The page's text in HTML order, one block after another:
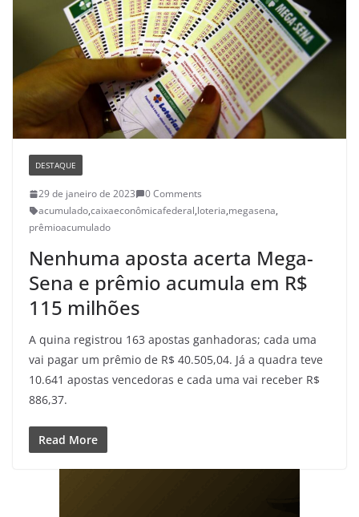
DESTAQUE
29 de janeiro de 2023
0 Comments
acumulado,caixaeconômicafederal,loteria,megasena,
prêmioacumulado
Nenhuma aposta acerta Mega-
Sena e prêmio acumula em R$
115 milhões
A quina registrou 163 apostas ganhadoras; cada uma
vai pagar um prêmio de R$ 40.505,04. Já a quadra teve
10.641 apostas vencedoras e cada uma vai receber R$
886,37.
Read More